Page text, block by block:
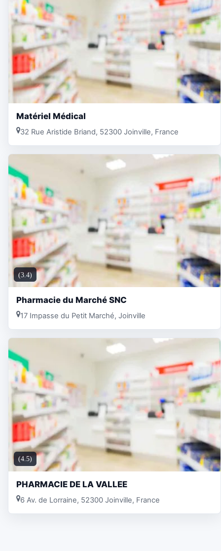
Matériel Médical
32 Rue Aristide Briand, 52300 Joinville, France
(3.4)
Pharmacie du Marché SNC
17 Impasse du Petit Marché, Joinville
(4.5)
PHARMACIE DE LA VALLEE
6 Av. de Lorraine, 52300 Joinville, France